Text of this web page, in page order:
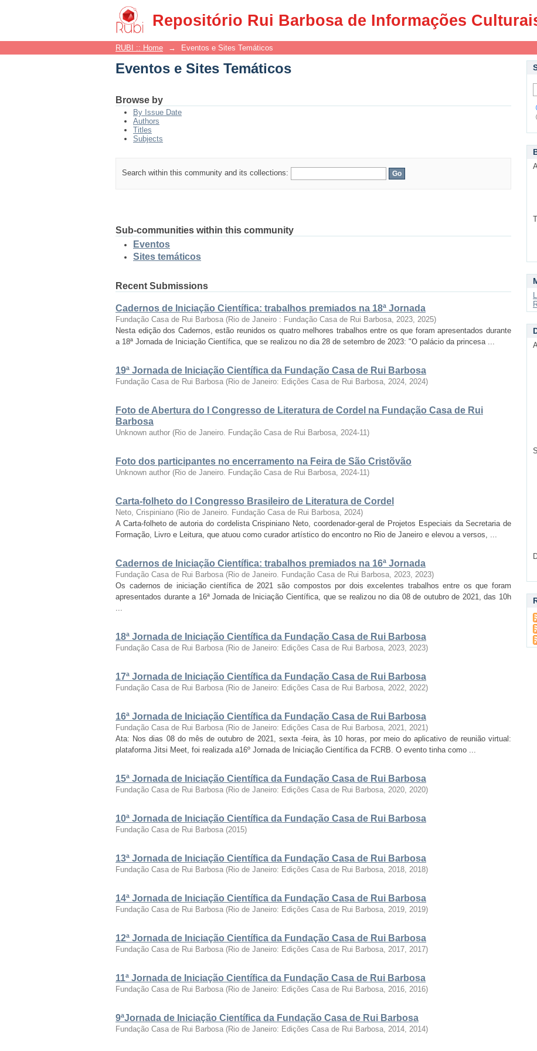
Repositório Rui Barbosa de Informações
Eventos e Sites Temáticos
RUBI :: Home → Eventos e Sites Temáticos
Eventos e Sites Temáticos
Browse by
By Issue Date
Authors
Titles
Subjects
Search within this community and its collections:
Sub-communities within this community
Eventos
Sites temáticos
Recent Submissions
Cadernos de Iniciação Científica: trabalhos premiados na 18ª Jornada
Fundação Casa de Rui Barbosa (Rio de Janeiro : Fundação Casa de Rui Barbosa, 2023, 2025)
Nesta edição dos Cadernos, estão reunidos os quatro melhores trabalhos entre os que foram apresentados durante
a 18ª Jornada de Iniciação Científica, que se realizou no dia 28 de setembro de 2023: "O palácio da princesa ...
19ª Jornada de Iniciação Científica da Fundação Casa de Rui Barbosa
Fundação Casa de Rui Barbosa (Rio de Janeiro: Edições Casa de Rui Barbosa, 2024, 2024)
Foto de Abertura do I Congresso de Literatura de Cordel na Fundação Casa de Rui
Barbosa
Unknown author (Rio de Janeiro. Fundação Casa de Rui Barbosa, 2024-11)
Foto dos participantes no encerramento na Feira de São Cristõvão
Unknown author (Rio de Janeiro. Fundação Casa de Rui Barbosa, 2024-11)
Carta-folheto do I Congresso Brasileiro de Literatura de Cordel
Neto, Crispiniano (Rio de Janeiro. Fundação Casa de Rui Barbosa, 2024)
A Carta-folheto de autoria do cordelista Crispiniano Neto, coordenador-geral de Projetos Especiais da Secretaria de
Formação, Livro e Leitura, que atuou como curador artístico do encontro no Rio de Janeiro e elevou a versos, ...
Cadernos de Iniciação Científica: trabalhos premiados na 16ª Jornada
Fundação Casa de Rui Barbosa (Rio de Janeiro. Fundação Casa de Rui Barbosa, 2023, 2023)
Os cadernos de iniciação científica de 2021 são compostos por dois excelentes trabalhos entre os que foram
apresentados durante a 16ª Jornada de Iniciação Científica, que se realizou no dia 08 de outubro de 2021, das 10h
...
18ª Jornada de Iniciação Científica da Fundação Casa de Rui Barbosa
Fundação Casa de Rui Barbosa (Rio de Janeiro: Edições Casa de Rui Barbosa, 2023, 2023)
17ª Jornada de Iniciação Científica da Fundação Casa de Rui Barbosa
Fundação Casa de Rui Barbosa (Rio de Janeiro: Edições Casa de Rui Barbosa, 2022, 2022)
16ª Jornada de Iniciação Científica da Fundação Casa de Rui Barbosa
Fundação Casa de Rui Barbosa (Rio de Janeiro: Edições Casa de Rui Barbosa, 2021, 2021)
Ata: Nos dias 08 do mês de outubro de 2021, sexta -feira, às 10 horas, por meio do aplicativo de reunião virtual:
plataforma Jitsi Meet, foi realizada a16º Jornada de Iniciação Científica da FCRB. O evento tinha como ...
15ª Jornada de Iniciação Científica da Fundação Casa de Rui Barbosa
Fundação Casa de Rui Barbosa (Rio de Janeiro: Edições Casa de Rui Barbosa, 2020, 2020)
10ª Jornada de Iniciação Científica da Fundação Casa de Rui Barbosa
Fundação Casa de Rui Barbosa (2015)
13ª Jornada de Iniciação Científica da Fundação Casa de Rui Barbosa
Fundação Casa de Rui Barbosa (Rio de Janeiro: Edições Casa de Rui Barbosa, 2018, 2018)
14ª Jornada de Iniciação Científica da Fundação Casa de Rui Barbosa
Fundação Casa de Rui Barbosa (Rio de Janeiro: Edições Casa de Rui Barbosa, 2019, 2019)
12ª Jornada de Iniciação Científica da Fundação Casa de Rui Barbosa
Fundação Casa de Rui Barbosa (Rio de Janeiro: Edições Casa de Rui Barbosa, 2017, 2017)
11ª Jornada de Iniciação Científica da Fundação Casa de Rui Barbosa
Fundação Casa de Rui Barbosa (Rio de Janeiro: Edições Casa de Rui Barbosa, 2016, 2016)
9ªJornada de Iniciação Científica da Fundação Casa de Rui Barbosa
Fundação Casa de Rui Barbosa (Rio de Janeiro: Edições Casa de Rui Barbosa, 2014, 2014)